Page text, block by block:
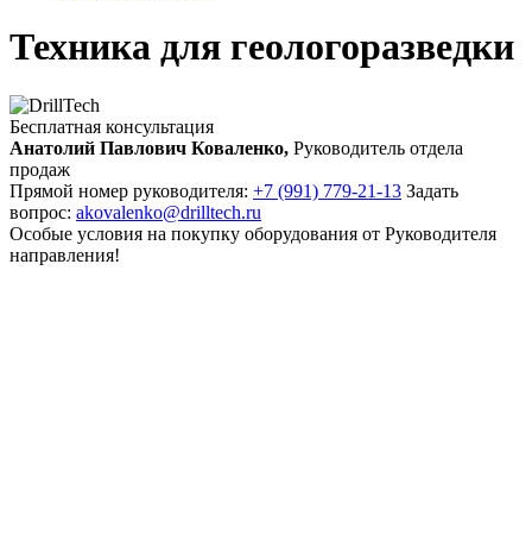
Техника для геологоразведки
Бесплатная консультация
Анатолий Павлович Коваленко, Руководитель отдела
продаж
Прямой номер руководителя: +7 (991) 779-21-13 Задать
вопрос: akovalenko@drilltech.ru
Особые условия на покупку оборудования от Руководителя
направления!